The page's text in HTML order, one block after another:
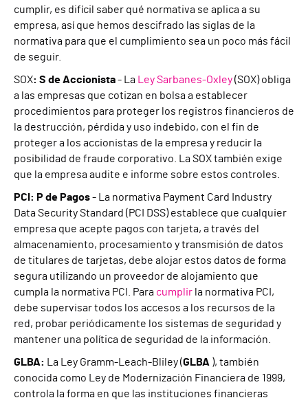
cumplir, es difícil saber qué normativa se aplica a su
empresa, así que hemos descifrado las siglas de la
normativa para que el cumplimiento sea un poco más fácil
de seguir.
SOX: S de Accionista- La Ley Sarbanes-Oxley(SOX) obliga
a las empresas que cotizan en bolsa a establecer
procedimientos para proteger los registros financieros de
la destrucción, pérdida y uso indebido, con el fin de
proteger a los accionistas de la empresa y reducir la
posibilidad de fraude corporativo. La SOX también exige
que la empresa audite e informe sobre estos controles.
PCI: P de Pagos- La normativa Payment Card Industry
Data Security Standard (PCI DSS) establece que cualquier
empresa que acepte pagos con tarjeta, a través del
almacenamiento, procesamiento y transmisión de datos
de titulares de tarjetas, debe alojar estos datos de forma
segura utilizando un proveedor de alojamiento que
cumpla la normativa PCI. Para cumplir la normativa PCI,
debe supervisar todos los accesos a los recursos de la
red, probar periódicamente los sistemas de seguridad y
mantener una política de seguridad de la información.
GLBA: La Ley Gramm-Leach-Bliley (GLBA ), también
conocida como Ley de Modernización Financiera de 1999,
controla la forma en que las instituciones financieras